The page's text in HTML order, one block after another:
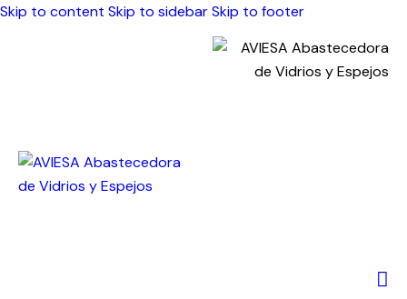
Skip to content Skip to sidebarSkip to footer